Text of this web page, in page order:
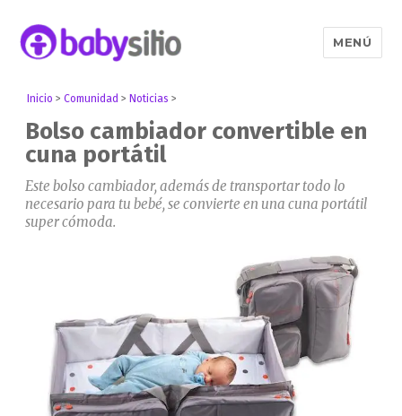
MENÚ
Inicio >Comunidad > Noticias >
Bolso cambiador convertible en
cuna portátil
Este bolso cambiador, además de transportar todo lo
necesario para tu bebé, se convierte en una cuna portátil
super cómoda.